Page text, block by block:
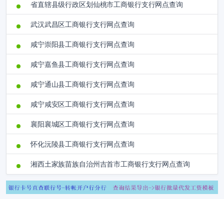
省直辖县级行政区划仙桃市工商银行支行网点查询
武汉武昌区工商银行支行网点查询
咸宁崇阳县工商银行支行网点查询
咸宁嘉鱼县工商银行支行网点查询
咸宁通山县工商银行支行网点查询
咸宁咸安区工商银行支行网点查询
襄阳襄城区工商银行支行网点查询
怀化沅陵县工商银行支行网点查询
湘西土家族苗族自治州吉首市工商银行支行网点查询